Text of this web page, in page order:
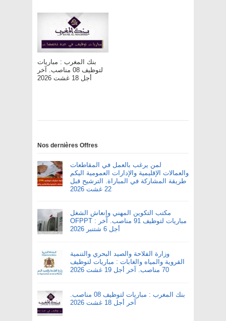
بنك المغرب : مباريات
لتوظيف 08 مناصب. آخر
أجل 18 غشت 2026
Nos dernières Offres
لمن يرغب بالعمل في المقاطعات
والعمالات الإقليمية والإدارات العمومية اليكم
طريقة المشاركة في المباراة. الترشيح قبل
22 غشت 2026
مكتب التكوين المهني وإنعاش الشغل
OFPPT : مباريات لتوظيف 91 مناصب. آخر
أجل 6 شتنبر 2026
وزارة الفلاحة والصيد البحري والتنمية
القروية والمياه والغابات : مباريات لتوظيف
70 مناصب. آخر أجل 19 غشت 2026
بنك المغرب : مباريات لتوظيف 08 مناصب.
آخر أجل 18 غشت 2026